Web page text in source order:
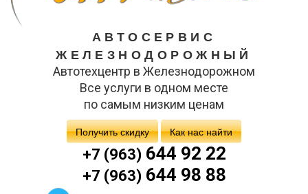
АВТОСЕРВИС
ЖЕЛЕЗНОДОРОЖНЫЙ
Автотехцентр в Железнодорожном
Все услуги в одном месте
по самым низким ценам
Получить скидку Как нас найти
+7 (963)644 92 22
+7 (963)644 98 88